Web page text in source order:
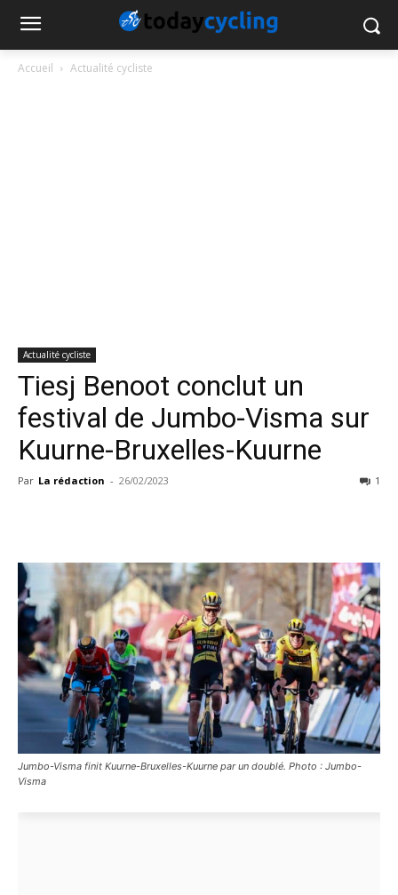
Accueil Actualité cycliste
Actualité cycliste
Tiesj Benoot conclut un
festival de Jumbo-Visma sur
Kuurne-Bruxelles-Kuurne
Par La rédaction - 26/02/2023 1
Jumbo-Visma finit Kuurne-Bruxelles-Kuurne par un doublé. Photo : Jumbo-
Visma